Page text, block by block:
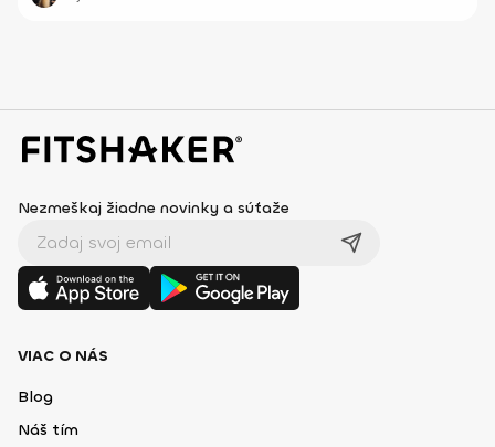
Nezmeškaj žiadne novinky a súťaže
VIAC O NÁS
Blog
Náš tím